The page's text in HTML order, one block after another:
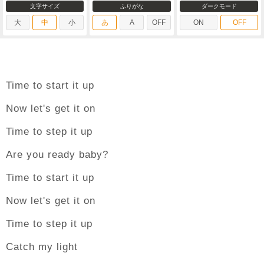
文字サイズ
大 中 小
ふりがな
あ A OFF
ダークモード
ON OFF
Time to start it up
Now let's get it on
Time to step it up
Are you ready baby?
Time to start it up
Now let's get it on
Time to step it up
Catch my light